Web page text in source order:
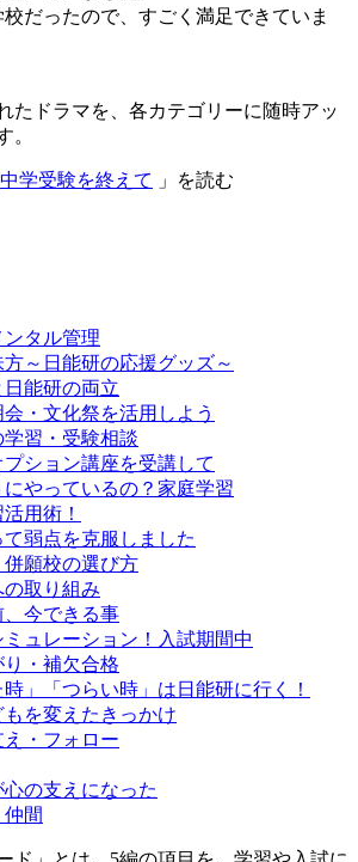
だったので、すごく満足できていま
たドラマを、各カテゴリーに随時アッ
。
中学受験を終えて 」を読む
タル管理
～日能研の応援グッズ～
日能研の両立
・文化祭を活用しよう
学習・受験相談
プション講座を受講して
にやっているの？家庭学習
用術！
て弱点を克服しました
併願校の選び方
取り組み
、今できる事
ミュレーション！入試期間中
・補欠合格
時」「つらい時」は日能研に行く！
を変えたきっかけ
・フォロー
心の支えになった
間